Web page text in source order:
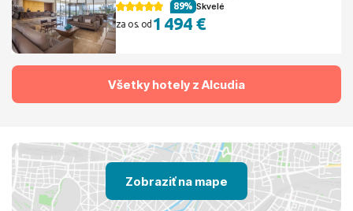
Skvelé
89%
za os. od 1 494 €
Všetky hotely z Alcudia
Zobraziť na mape